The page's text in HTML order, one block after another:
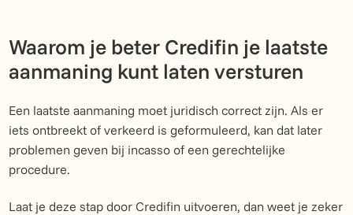
Waarom je beter Credifin je laatste
aanmaning kunt laten versturen
Een laatste aanmaning moet juridisch correct zijn. Als er
iets ontbreekt of verkeerd is geformuleerd, kan dat later
problemen geven bij incasso of een gerechtelijke
procedure.
Laat je deze stap door Credifin uitvoeren, dan weet je zeker